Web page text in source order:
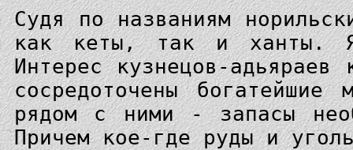
Судя по названиям
как кеты, так и ханты.
Интерес кузнецов-
сосредоточены богатейшие
рядом с ними - запасы
Причем кое-где руды и